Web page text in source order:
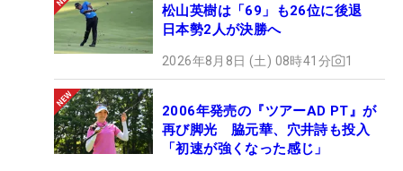
松山英樹は「69」も26位に後退
日本勢2人が決勝へ
2026年8月8日 (土) 08時41分 1
2006年発売の『ツアーAD PT』が
再び脚光 脇元華、穴井詩も投入
「初速が強くなった感じ」